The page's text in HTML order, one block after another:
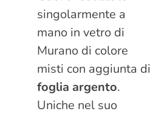
singolarmente a
mano in vetro di
Murano di colore
misti con aggiunta di
foglia argento.
Uniche nel suo